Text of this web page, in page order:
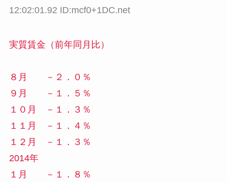
12:02:01.92 ID:mcf0+1DC.net
実質賃金（前年同月比）
８月 －２．０％
９月 －１．５％
１０月 －１．３％
１１月 －１．４％
１２月 －１．３％
2014年
１月 －１．８％